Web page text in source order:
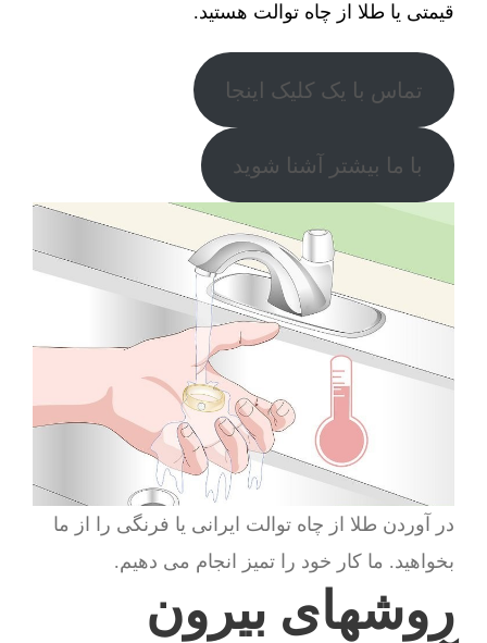
قیمتی یا طلا از چاه توالت هستید.
تماس با یک کلیک اینجا
با ما بیشتر آشنا شوید
در آوردن طلا از چاه توالت ایرانی یا فرنگی را از ما
بخواهید. ما کار خود را تمیز انجام می دهیم.
روشهای بیرون